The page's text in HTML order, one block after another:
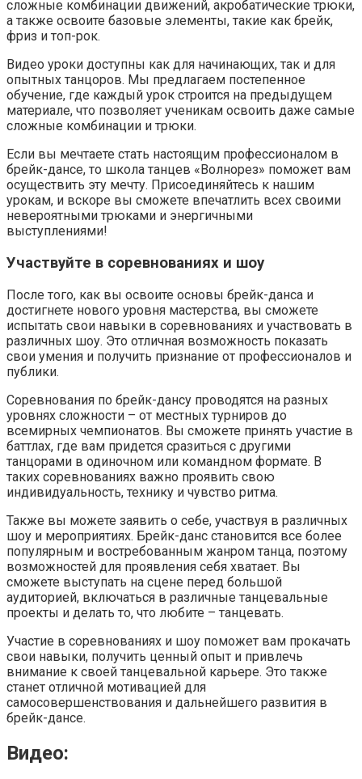
сложные комбинации движений, акробатические трюки,
а также освоите базовые элементы, такие как брейк,
фриз и топ-рок.
Видео уроки доступны как для начинающих, так и для
опытных танцоров. Мы предлагаем постепенное
обучение, где каждый урок строится на предыдущем
материале, что позволяет ученикам освоить даже самые
сложные комбинации и трюки.
Если вы мечтаете стать настоящим профессионалом в
брейк-дансе, то школа танцев «Волнорез» поможет вам
осуществить эту мечту. Присоединяйтесь к нашим
урокам, и вскоре вы сможете впечатлить всех своими
невероятными трюками и энергичными
выступлениями!
Участвуйте в соревнованиях и шоу
После того, как вы освоите основы брейк-данса и
достигнете нового уровня мастерства, вы сможете
испытать свои навыки в соревнованиях и участвовать в
различных шоу. Это отличная возможность показать
свои умения и получить признание от профессионалов и
публики.
Соревнования по брейк-дансу проводятся на разных
уровнях сложности – от местных турниров до
всемирных чемпионатов. Вы сможете принять участие в
баттлах, где вам придется сразиться с другими
танцорами в одиночном или командном формате. В
таких соревнованиях важно проявить свою
индивидуальность, технику и чувство ритма.
Также вы можете заявить о себе, участвуя в различных
шоу и мероприятиях. Брейк-данс становится все более
популярным и востребованным жанром танца, поэтому
возможностей для проявления себя хватает. Вы
сможете выступать на сцене перед большой
аудиторией, включаться в различные танцевальные
проекты и делать то, что любите – танцевать.
Участие в соревнованиях и шоу поможет вам прокачать
свои навыки, получить ценный опыт и привлечь
внимание к своей танцевальной карьере. Это также
станет отличной мотивацией для
самосовершенствования и дальнейшего развития в
брейк-дансе.
Видео: